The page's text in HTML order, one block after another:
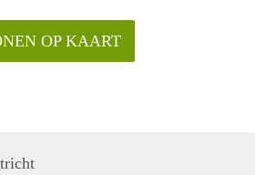
OP KAART